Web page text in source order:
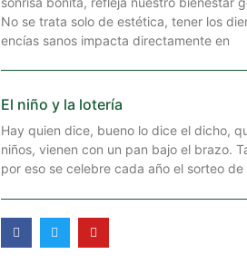
No se trata solo de estética, tener los
encías sanos impacta directamente en
El niño y la lotería
Hay quien dice, bueno lo dice el dicho,
niños, vienen con un pan bajo el brazo.
por eso se celebre cada año el sorteo de
F
a
c
T
w
i
Y
o
u